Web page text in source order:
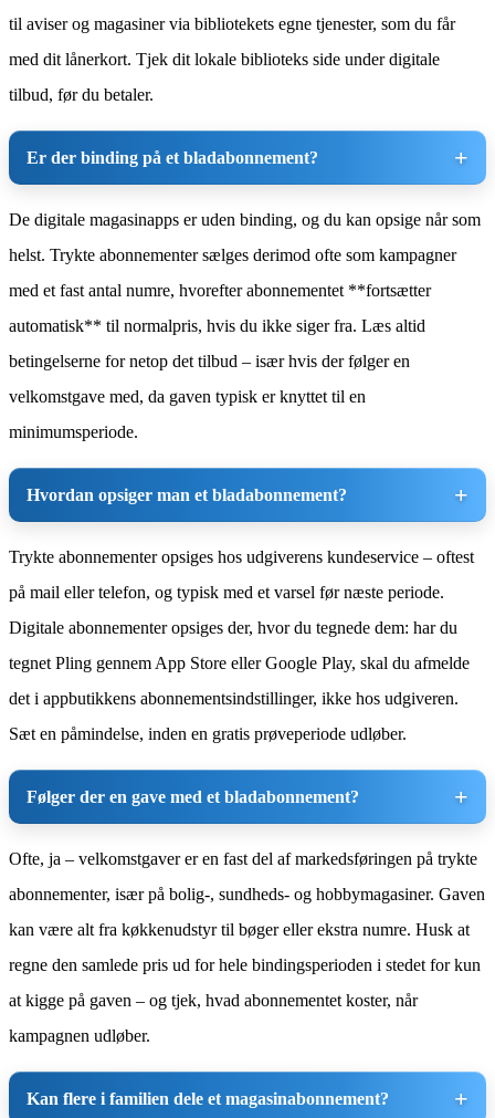
til aviser og magasiner via bibliotekets egne tjenester, som du får
med dit lånerkort. Tjek dit lokale biblioteks side under digitale
tilbud, før du betaler.
Er der binding på et bladabonnement?
De digitale magasinapps er uden binding, og du kan opsige når som
helst. Trykte abonnementer sælges derimod ofte som kampagner
med et fast antal numre, hvorefter abonnementet **fortsætter
automatisk** til normalpris, hvis du ikke siger fra. Læs altid
betingelserne for netop det tilbud – især hvis der følger en
velkomstgave med, da gaven typisk er knyttet til en
minimumsperiode.
Hvordan opsiger man et bladabonnement?
Trykte abonnementer opsiges hos udgiverens kundeservice – oftest
på mail eller telefon, og typisk med et varsel før næste periode.
Digitale abonnementer opsiges der, hvor du tegnede dem: har du
tegnet Pling gennem App Store eller Google Play, skal du afmelde
det i appbutikkens abonnementsindstillinger, ikke hos udgiveren.
Sæt en påmindelse, inden en gratis prøveperiode udløber.
Følger der en gave med et bladabonnement?
Ofte, ja – velkomstgaver er en fast del af markedsføringen på trykte
abonnementer, især på bolig-, sundheds- og hobbymagasiner. Gaven
kan være alt fra køkkenudstyr til bøger eller ekstra numre. Husk at
regne den samlede pris ud for hele bindingsperioden i stedet for kun
at kigge på gaven – og tjek, hvad abonnementet koster, når
kampagnen udløber.
Kan flere i familien dele et magasinabonnement?